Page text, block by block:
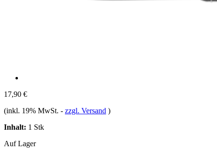
17,90 €
(inkl. 19% MwSt. - zzgl. Versand )
Inhalt: 1 Stk
Auf Lager